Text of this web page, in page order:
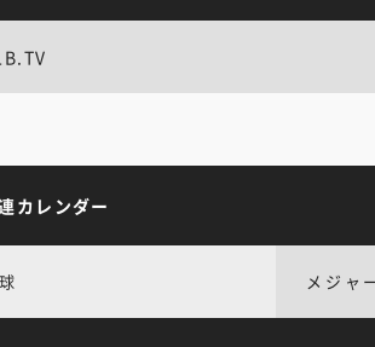
カレンダー
メジャ